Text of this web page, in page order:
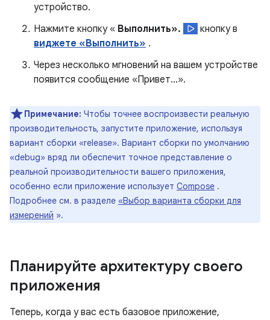
устройство.
Нажмите кнопку « Выполнить».
кнопку в
виджете «Выполнить» .
Через несколько мгновений на вашем устройстве
появится сообщение «Привет...».
Примечание: Чтобы точнее воспроизвести реальную
производительность, запустите приложение, используя
вариант сборки «release». Вариант сборки по умолчанию
«debug» вряд ли обеспечит точное представление о
реальной производительности вашего приложения,
особенно если приложение использует Compose .
Подробнее см. в разделе «Выбор варианта сборки для
измерений ».
Планируйте архитектуру своего
приложения
Теперь, когда у вас есть базовое приложение,